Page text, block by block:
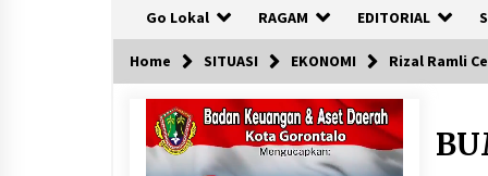
Go Lokal RAGAM EDITORIAL
Home SITUASI EKONOMI Rizal Ramli